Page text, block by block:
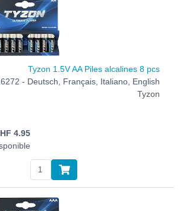
Tyzon 1.5V AA Piles alcalines 8 pcs
- Deutsch, Français, Italiano, English
Tyzon
4.95